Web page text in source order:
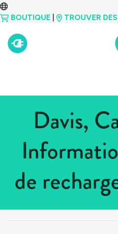
BOUTIQUE TROUVER
Davis,
de
États-Unis >